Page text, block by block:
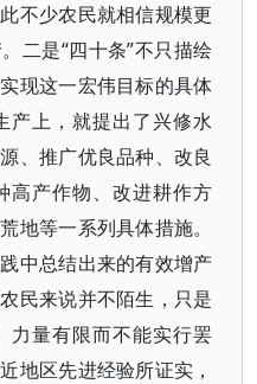
不少农民就相信规模更
二是“四十条”不只描绘
现这一宏伟目标的具体
产上，就提出了兴修水
、推广优良品种、改良
高产作物、改进耕作方
地等一系列具体措施。
中总结出来的有效增产
民来说并不陌生，只是
力量有限而不能实行罢
地区先进经验所证实，